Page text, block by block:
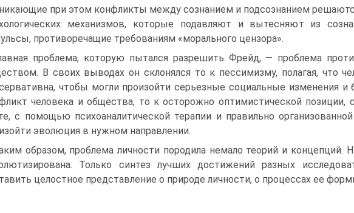
при этом конфликты между сознанием и подсознанием
механизмов, которые подавляют и вытесняют из
противоречащие требованиям «морального цензора».
проблема, которую пытался разрешить Фрейд, — проблема
В своих выводах он склонялся то к пессимизму, полагая, что
чтобы могли произойти серьезные социальные изменения
человека и общества, то к осторожно оптимистической позиции,
с помощью психоаналитической терапии и правильно
эволюция в нужном направлении.
образом, проблема личности породила немало теорий и
Только синтез лучших достижений разных
целостное представление о природе личности, о процессах ее